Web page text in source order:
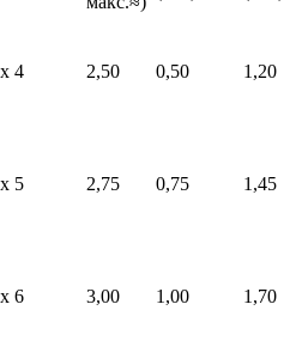
4 2,50 0,50 1,20
5 2,75 0,75 1,45
6 3,00 1,00 1,70